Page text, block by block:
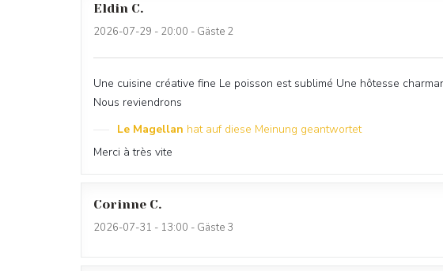
Eldin C
2026-07-29 - 20:00 - Gäste 2
Une cuisine créative fine Le poisson est sublimé Une hôtesse
Nous reviendrons
Le Magellan hat auf diese Meinung geantwortet
Merci à très vite
Corinne C
2026-07-31 - 13:00 - Gäste 3